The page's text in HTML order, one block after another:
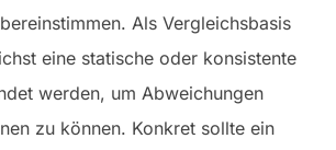
Als Vergleichsbasis
eine statische oder konsistente
werden, um Abweichungen
zu können. Konkret sollte ein